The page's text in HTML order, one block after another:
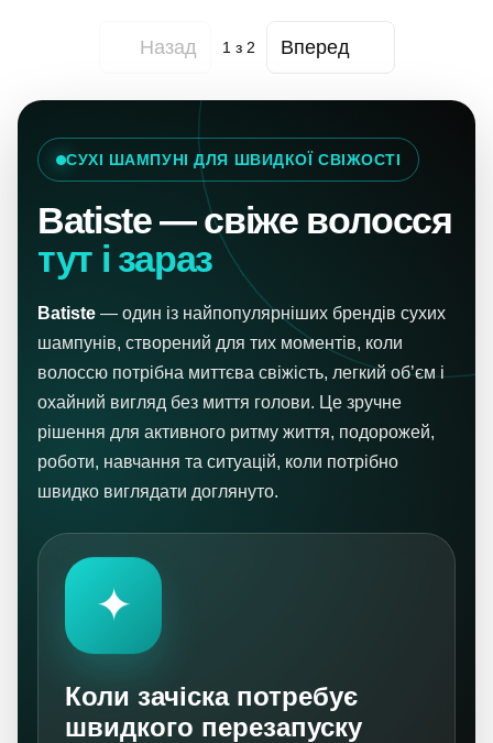
Назад 1 з 2 Вперед
СУХІ ШАМПУНІ ДЛЯ ШВИДКОЇ СВІЖОСТІ
Batiste — свіже волосся
тут і зараз
Batiste — один із найпопулярніших брендів сухих
шампунів, створений для тих моментів, коли
волоссю потрібна миттєва свіжість, легкий об’єм і
охайний вигляд без миття голови. Це зручне
рішення для активного ритму життя, подорожей,
роботи, навчання та ситуацій, коли потрібно
швидко виглядати доглянуто.
✦
Коли зачіска потребує
швидкого перезапуску